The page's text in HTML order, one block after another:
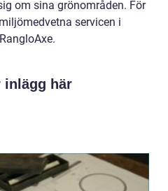
om sina grönområden. För
servicen i
inlägg här